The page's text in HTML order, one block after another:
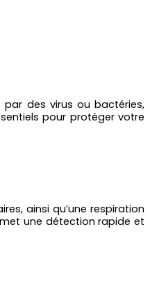
des virus ou bactéries,
pour protéger votre
ainsi qu’une respiration
une détection rapide et